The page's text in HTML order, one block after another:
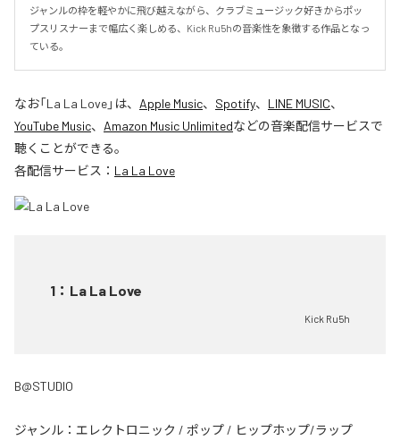
ジャンルの枠を軽やかに飛び越えながら、クラブミュージック好きからポッ
プスリスナーまで幅広く楽しめる、Kick Ru5hの音楽性を象徴する作品となっ
ている。
なお「La La Love」は、 Apple Music、 Spotify、 LINE MUSIC、
YouTube Music、 Amazon Music Unlimitedなどの音楽配信サービスで
聴くことができる。
各配信サービス： La La Love
1 ： La La Love
Kick Ru5h
B@STUDIO
ジャンル： エレクトロニック / ポップ / ヒップホップ/ラップ